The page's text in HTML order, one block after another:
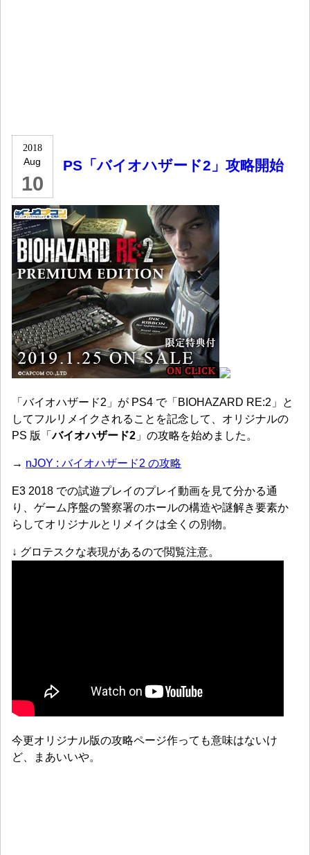
2018
Aug
10
PS「バイオハザード2」攻略開始
「バイオハザード2」が PS4 で「BIOHAZARD RE:2」と
してフルリメイクされることを記念して、オリジナルの
PS 版「バイオハザード2 」の攻略を始めました。
→ nJOY : バイオハザード2 の攻略
E3 2018 での試遊プレイのプレイ動画を見て分かる通
り、ゲーム序盤の警察署のホールの構造や謎解き要素か
らしてオリジナルとリメイクは全くの別物。
↓ グロテスクな表現があるので閲覧注意。
今更オリジナル版の攻略ページ作っても意味はないけ
ど、まあいいや。